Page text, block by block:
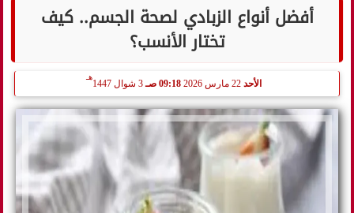
أفضل أنواع الزبادي لصحة الجسم.. كيف
تختار الأنسب؟
الأحد 09:18 صـ 3 شوال 1447
هـ